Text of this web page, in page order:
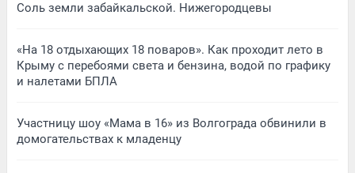
Соль земли забайкальской. Нижегородцевы
«На 18 отдыхающих 18 поваров». Как проходит лето в
Крыму с перебоями света и бензина, водой по графику
и налетами БПЛА
Участницу шоу «Мама в 16» из Волгограда обвинили в
домогательствах к младенцу